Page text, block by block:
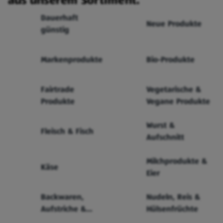
Dauerhaft
günstig
Neue Produkte
Markenprodukte Bio-Produkte
Fairtrade
Produkte
Vegetarische &
Vegane Produkte
Fleisch & Fisch
Wurst &
Aufschnitt
Käse
Milchprodukte &
Eier
Backwaren,
Aufstriche &
Nudeln, Reis &
Hülsenfrüchte